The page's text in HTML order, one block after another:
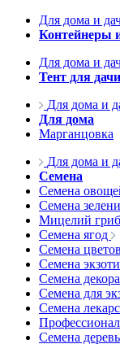
Для дома и
Контейнеры
Для дома и
Тент для дачи
Для дома и
Для дома
Марганцовка
Для дома и
Семена
Семена
Семена
Мицелий
Семена ягод
Семена цветов
Семена
Семена
Семена для
Семена
Семена